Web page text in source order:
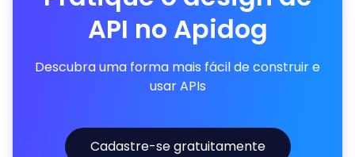
API no Apidog
Descubra uma forma mais fácil de construir e
usar APIs
Cadastre-se gratuitamente